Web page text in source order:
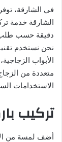
في الشارقة،
الشارقة خدمة
دقيقة حسب طلب
نحن نستخدم
الأبواب
متعددة من
الاستخدامات
تركيب
أضف لمسة من